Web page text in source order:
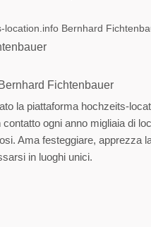
Fichtenbauer
la piattaforma hochzeits-
contatto ogni anno migliaia di
Ama festeggiare, apprezza
in luoghi unici.